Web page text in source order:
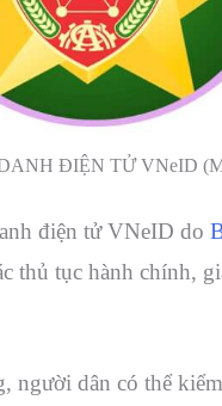
ĐIỆN TỬ VNeID
điện tử VNeID do
thủ tục hành chính,
dân có thể